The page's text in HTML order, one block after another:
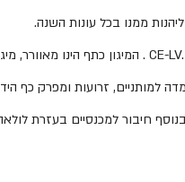
ממנו בכל עונות השנה.
למותניים, זרועות ומפרק כף